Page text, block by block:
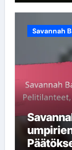
Savannah